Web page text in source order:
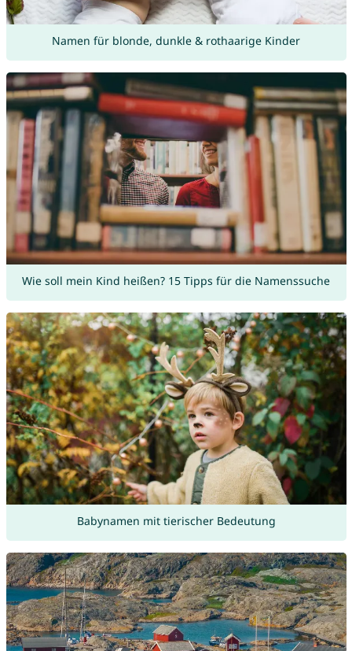
Namen für blonde, dunkle & rothaarige Kinder
Wie soll mein Kind heißen? 15 Tipps für die Namenssuche
Babynamen mit tierischer Bedeutung